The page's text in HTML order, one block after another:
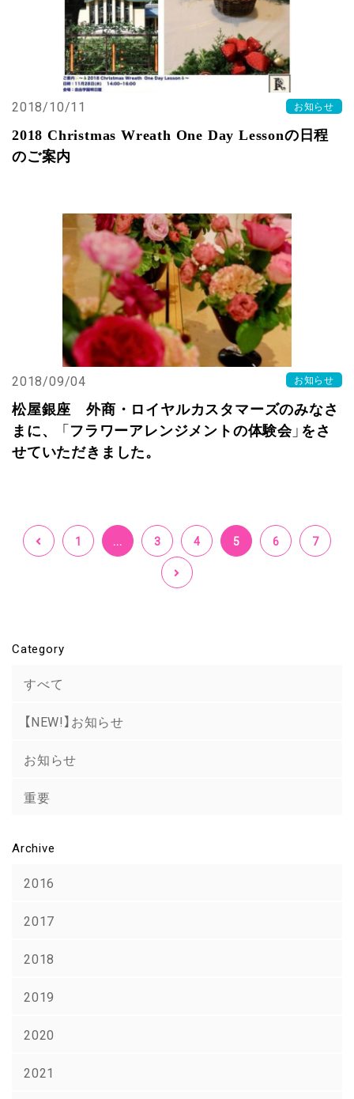
2018/10/11 お知らせ
2018 Christmas Wreath One Day Lessonの日程
のご案内
2018/09/04 お知らせ
松屋銀座 外商・ロイヤルカスタマーズのみなさ
まに、 「フラワーアレンジメントの体験会」をさ
せていただきました。
1 ... 3 4 5 6 7
Category
すべて
【NEW!】お知らせ
お知らせ
重要
Archive
2016
2017
2018
2019
2020
2021